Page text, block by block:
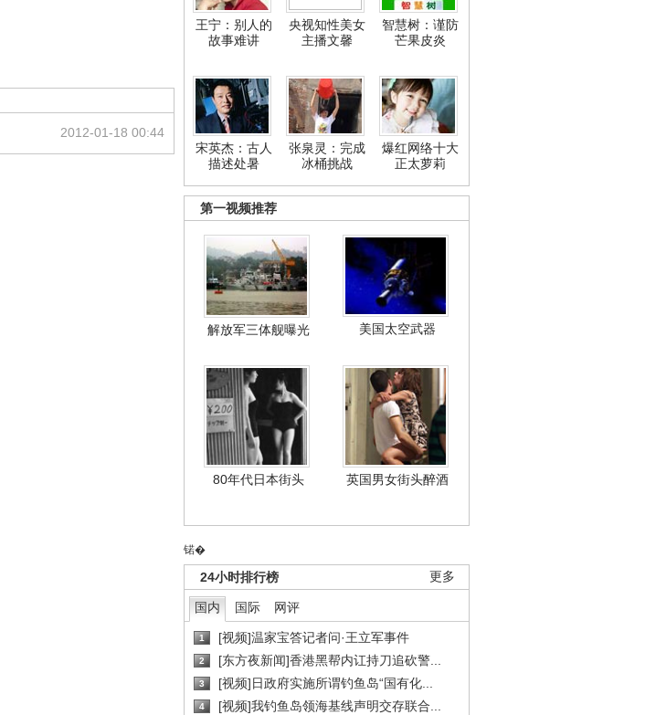
王宁：别人的
故事难讲
央视知性美女
主播文馨
智慧树：谨防
芒果皮炎
宋英杰：古人
描述处暑
张泉灵：完成
冰桶挑战
爆红网络十大
正太萝莉
第一视频推荐
解放军三体舰曝光 美国太空武器
80年代日本街头 英国男女街头醉酒
锘�
更多
24小时排行榜
国内 国际 网评
1 [视频]温家宝答记者问·王立军事件
2 [东方夜新闻]香港黑帮内讧持刀追砍警...
3 [视频]日政府实施所谓钓鱼岛“国有化...
4 [视频]我钓鱼岛领海基线声明交存联合...
2012-01-18 00:44